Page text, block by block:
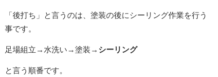
「後打ち」と言うのは、塗装の後にシーリング作業を行う
事です。
足場組立→水洗い→塗装→ シーリング
と言う順番です。